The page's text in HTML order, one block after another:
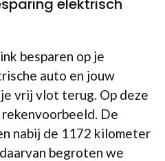
elektrisch
besparen op je
auto en jouw
vrij vlot terug. Op deze
De
nabij de 1172 kilometer
begroten we